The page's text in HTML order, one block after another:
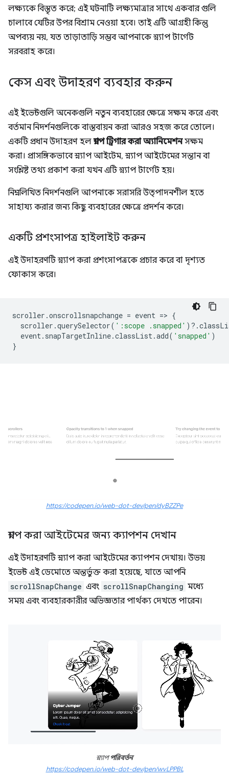
লক্ষ্যকে বিস্তৃত করে; এই ঘটনাটি লক্ষ্যমাত্রার সাথে একবার গুলি
চালাবে যেটির উপর বিশ্রাম নেওয়া হবে। তাই এটি আগ্রহী কিন্তু
অপব্যয় নয়, যত তাড়াতাড়ি সম্ভব আপনাকে স্ন্যাপ টার্গেট
সরবরাহ করে।
কেস এবং উদাহরণ ব্যবহার করুন
এই ইভেন্টগুলি অনেকগুলি নতুন ব্যবহারের ক্ষেত্রে সক্ষম করে এবং
বর্তমান নিদর্শনগুলিকে বাস্তবায়ন করা আরও সহজ করে তোলে।
একটি প্রধান উদাহরণ হলস্ন্যাপ ট্রিগার করা অ্যানিমেশনসক্ষম
করা। প্রাসঙ্গিকভাবে স্ন্যাপ আইটেম, স্ন্যাপ আইটেমের সন্তান বা
সংশ্লিষ্ট তথ্য প্রকাশ করা যখন এটি স্ন্যাপ টার্গেট হয়।
নিম্নলিখিত নিদর্শনগুলি আপনাকে সরাসরি উত্পাদনশীল হতে
সাহায্য করার জন্য কিছু ব্যবহারের ক্ষেত্রে প্রদর্শন করে।
একটি প্রশংসাপত্র হাইলাইট করুন
এই উদাহরণটি স্ন্যাপ করা প্রশংসাপত্রকে প্রচার করে বা দৃশ্যত
ফোকাস করে।
scroller .onscrollsnapchange = event => {
scroller .querySelector( ':scope .snapped' ) ? .
event . snapTargetInline.classList .add( 'snapped' )
}
https://codepen.io/web-dot-dev/pen/dyBZZPe
স্ন্যাপ করা আইটেমের জন্য ক্যাপশন দেখান
এই উদাহরণটি স্ন্যাপ করা আইটেমের ক্যাপশন দেখায়। উভয়
ইভেন্ট এই ডেমোতে অন্তর্ভুক্ত করা হয়েছে, যাতে আপনি
scrollSnapChange এবং scrollSnapChanging মধ্যে
সময় এবং ব্যবহারকারীর অভিজ্ঞতার পার্থক্য দেখতে পারেন।
স্ন্যাপপরিবর্তন
https://codepen.io/web-dot-dev/pen/wvLPPBL